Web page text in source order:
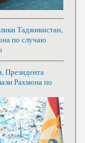
Таджикистан,
по случаю
Президента
Рахмона по